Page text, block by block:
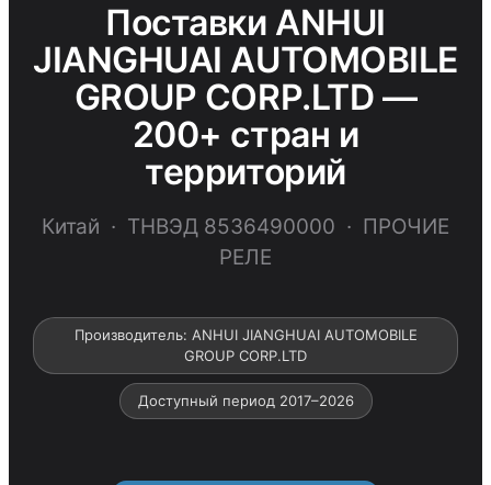
Поставки ANHUI
JIANGHUAI AUTOMOBILE
GROUP CORP.LTD —
200+ стран и
территорий
Китай · ТНВЭД 8536490000 · ПРОЧИЕ
РЕЛЕ
Производитель: ANHUI JIANGHUAI AUTOMOBILE
GROUP CORP.LTD
Доступный период 2017–2026